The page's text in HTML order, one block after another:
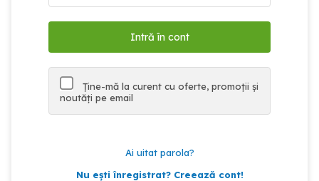
Ține-mă la curent cu oferte, promoții și
noutăți pe email
Ai uitat parola?
Nu ești înregistrat? Creează cont!